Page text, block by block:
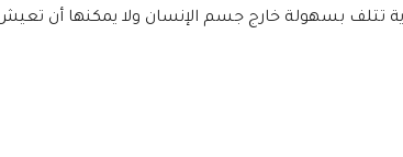
تتلف بسهولة خارج جسم الإنسان ولا يمكنها أن